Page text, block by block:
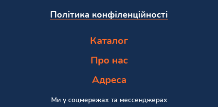
Політика конфіленційності
Каталог
Про нас
Адреса
Ми у соцмережах та мессенджерах